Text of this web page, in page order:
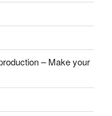
– Make your